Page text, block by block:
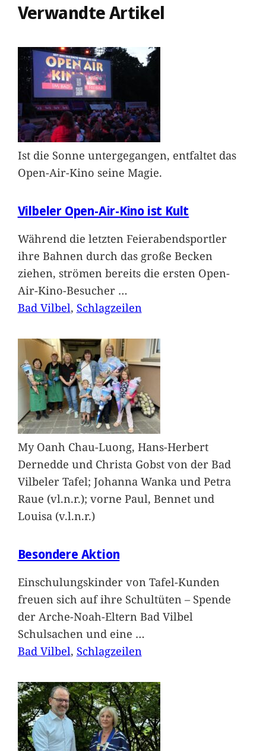
Verwandte Artikel
Ist die Sonne untergegangen, entfaltet das
Open-Air-Kino seine Magie.
Vilbeler Open-Air-Kino ist Kult
Während die letzten Feierabendsportler
ihre Bahnen durch das große Becken
ziehen, strömen bereits die ersten Open-
Air-Kino-Besucher …
Bad Vilbel, Schlagzeilen
My Oanh Chau-Luong, Hans-Herbert
Dernedde und Christa Gobst von der Bad
Vilbeler Tafel; Johanna Wanka und Petra
Raue (vl.n.r.); vorne Paul, Bennet und
Louisa (v.l.n.r.)
Besondere Aktion
Einschulungskinder von Tafel-Kunden
freuen sich auf ihre Schultüten – Spende
der Arche-Noah-Eltern Bad Vilbel
Schulsachen und eine …
Bad Vilbel, Schlagzeilen